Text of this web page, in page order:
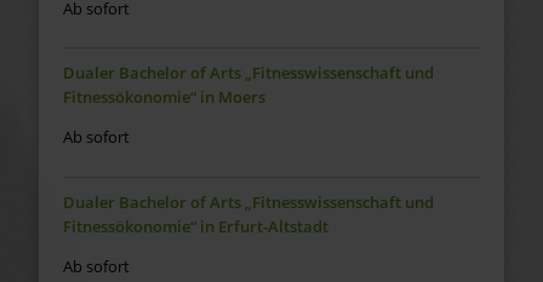
Ab sofort
Dualer Bachelor of Arts „Fitnesswissenschaft und
Fitnessökonomie“ in Moers
Ab sofort
Dualer Bachelor of Arts „Fitnesswissenschaft und
Fitnessökonomie“ in Erfurt-Altstadt
Ab sofort